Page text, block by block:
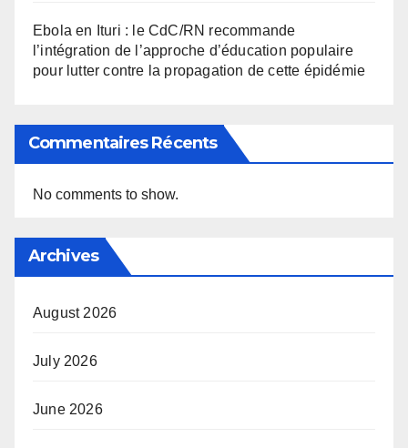
Ebola en Ituri : le CdC/RN recommande
l’intégration de l’approche d’éducation populaire
pour lutter contre la propagation de cette épidémie
Commentaires Récents
No comments to show.
Archives
August 2026
July 2026
June 2026